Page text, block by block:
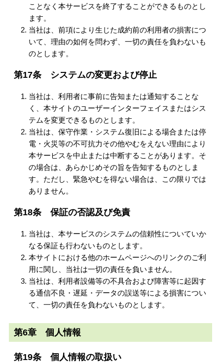
ことなく本サービスを終了することができるものとし
ます。
当社は、前項により生じた成約前の利用者の損害につ
いて、理由の如何を問わず、一切の責任を負わないも
のとします。
第17条 システムの変更および停止
当社は、利用者に事前に告知または通知することな
く、本サイトのユーザーインターフェイスまたはシス
テムを変更できるものとします。
当社は、保守作業・システム復旧による場合または停
電・火災等の不可抗力その他やむをえない理由により
本サービスを中止または中断することがあります。そ
の場合は、あらかじめその旨を告知するものとしま
す。ただし、緊急やむを得ない場合は、この限りでは
ありません。
第18条 保証の否認及び免責
当社は、本サービスのシステムの信頼性についていか
なる保証も行わないものとします。
本サイトにおける他のホームページへのリンクのご利
用に関し、当社は一切の責任を負いません。
当社は、利用者設備等の不具合および障害等に起因す
る通信不良・遅延・データの誤送等による損害につい
て、一切の責任を負わないものとします。
第6章 個人情報
第19条 個人情報の取扱い